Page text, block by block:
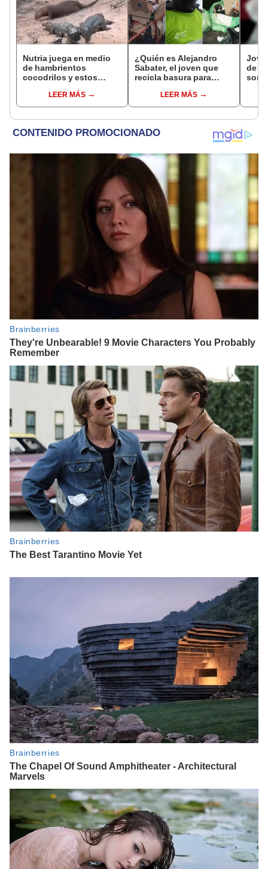
Nutria juega en medio
de hambrientos
cocodrilos y estos
insólita [VIDEO]
LEER MÁS
¿Quién es Alejandro
Sabater, el joven que
recicla basura para
universitarios?
LEER MÁS
de